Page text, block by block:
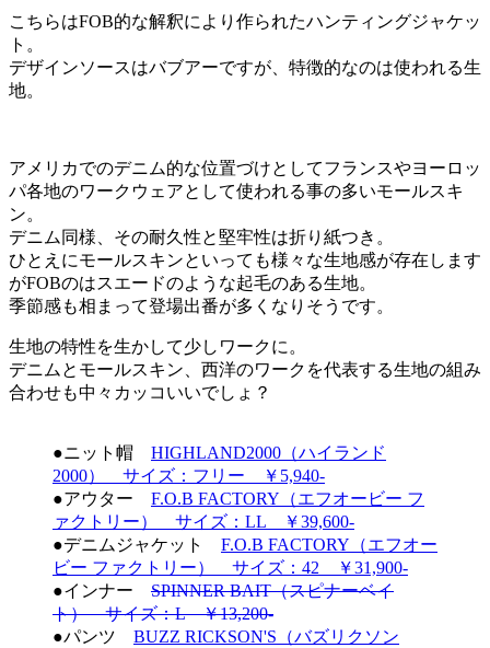
こちらはFOB的な解釈により作られたハンティングジャケッ
ト。
デザインソースはバブアーですが、特徴的なのは使われる生
地。
アメリカでのデニム的な位置づけとしてフランスやヨーロッ
パ各地のワークウェアとして使われる事の多いモールスキ
ン。
デニム同様、その耐久性と堅牢性は折り紙つき。
ひとえにモールスキンといっても様々な生地感が存在します
がFOBのはスエードのような起毛のある生地。
季節感も相まって登場出番が多くなりそうです。
生地の特性を生かして少しワークに。
デニムとモールスキン、西洋のワークを代表する生地の組み
合わせも中々カッコいいでしょ？
●ニット帽 HIGHLAND2000（ハイランド
2000） サイズ：フリー ￥5,940-
●アウター F.O.B FACTORY（エフオービー フ
ァクトリー） サイズ：LL ￥39,600-
●デニムジャケット F.O.B FACTORY（エフオー
ビー ファクトリー） サイズ：42 ￥31,900-
●インナー SPINNER BAIT（スピナーベイ
ト） サイズ：L ￥13,200-
●パンツ BUZZ RICKSON'S（バズリクソン